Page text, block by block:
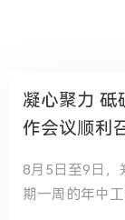
凝心聚力 砥砺前行--经纬科技2025年年中工
作会议顺利
8月5日至9日，
期一周的年中